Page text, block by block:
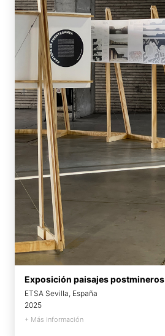
Exposición paisajes postmineros
ETSA Sevilla, España
2025
+ Más información